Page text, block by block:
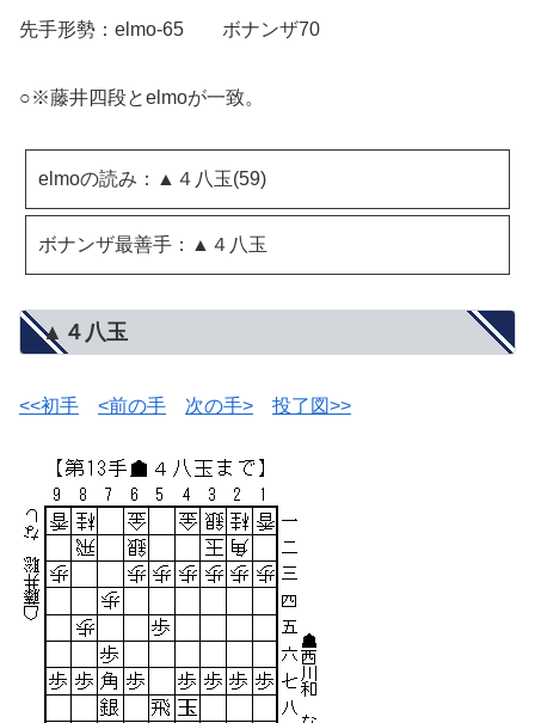
先手形勢：elmo-65 ボナンザ70
○※藤井四段とelmoが一致。
elmoの読み：▲４八玉(59)
ボナンザ最善手：▲４八玉
▲４八玉
<<初手 <前の手 次の手> 投了図>>